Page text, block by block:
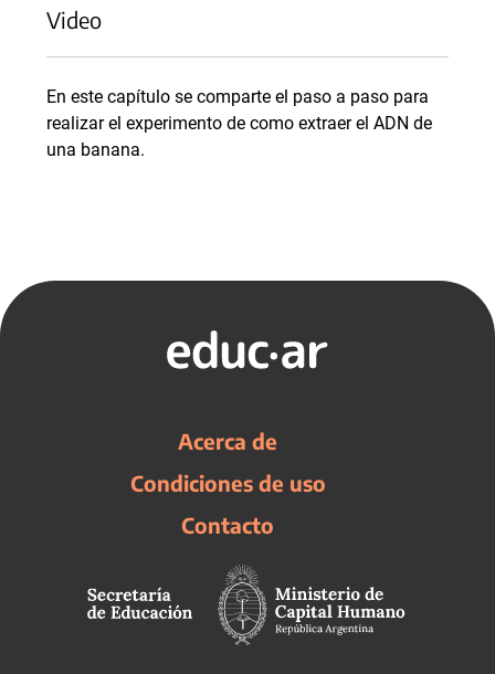
Video
En este capítulo se comparte el paso a paso para
realizar el experimento de como extraer el ADN de
una banana.
Acerca de
Condiciones de uso
Contacto